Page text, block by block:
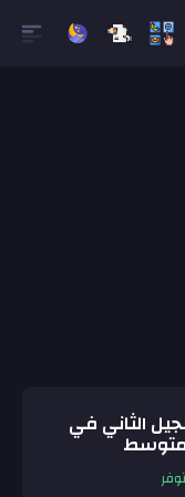
- الجيل الثاني في
متوسط